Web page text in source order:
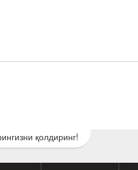
қолдиринг!